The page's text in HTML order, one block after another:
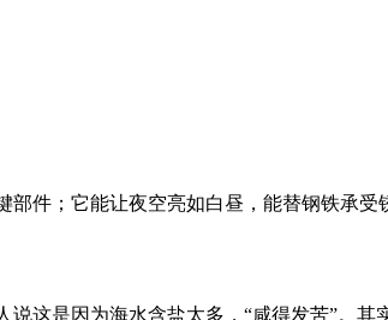
件；它能让夜空亮如白昼，能替钢铁承
这是因为海水含盐太多，“咸得发苦”。